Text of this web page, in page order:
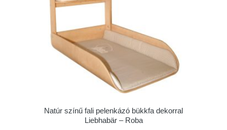
Natúr színű fali pelenkázó bükkfa dekorral
Liebhabär – Roba